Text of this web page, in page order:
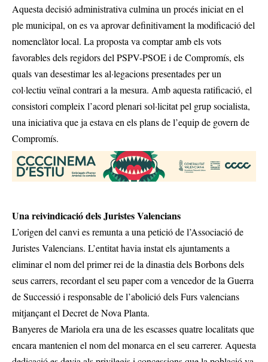
Aquesta decisió administrativa culmina un procés iniciat en el
ple municipal, on es va aprovar definitivament la modificació del
nomenclàtor local. La proposta va comptar amb els vots
favorables dels regidors del PSPV-PSOE i de Compromís, els
quals van desestimar les al·legacions presentades per un
col·lectiu veïnal contrari a la mesura. Amb aquesta ratificació, el
consistori compleix l’acord plenari sol·licitat pel grup socialista,
una iniciativa que ja estava en els plans de l’equip de govern de
Compromís.
Una reivindicació dels Juristes Valencians
L’origen del canvi es remunta a una petició de l’Associació de
Juristes Valencians. L’entitat havia instat els ajuntaments a
eliminar el nom del primer rei de la dinastia dels Borbons dels
seus carrers, recordant el seu paper com a vencedor de la Guerra
de Successió i responsable de l’abolició dels Furs valencians
mitjançant el Decret de Nova Planta.
Banyeres de Mariola era una de les escasses quatre localitats que
encara mantenien el nom del monarca en el seu carrerer. Aquesta